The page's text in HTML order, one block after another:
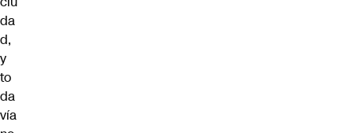
da
d,
y
to
da
vía